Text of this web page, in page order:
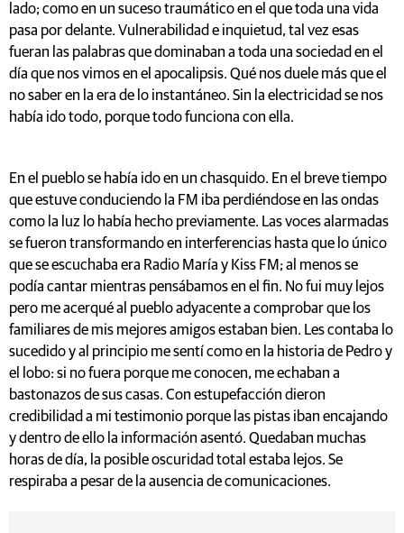
lado; como en un suceso traumático en el que toda una vida
pasa por delante. Vulnerabilidad e inquietud, tal vez esas
fueran las palabras que dominaban a toda una sociedad en el
día que nos vimos en el apocalipsis. Qué nos duele más que el
no saber en la era de lo instantáneo. Sin la electricidad se nos
había ido todo, porque todo funciona con ella.
En el pueblo se había ido en un chasquido. En el breve tiempo
que estuve conduciendo la FM iba perdiéndose en las ondas
como la luz lo había hecho previamente. Las voces alarmadas
se fueron transformando en interferencias hasta que lo único
que se escuchaba era Radio María y Kiss FM; al menos se
podía cantar mientras pensábamos en el fin. No fui muy lejos
pero me acerqué al pueblo adyacente a comprobar que los
familiares de mis mejores amigos estaban bien. Les contaba lo
sucedido y al principio me sentí como en la historia de Pedro y
el lobo: si no fuera porque me conocen, me echaban a
bastonazos de sus casas. Con estupefacción dieron
credibilidad a mi testimonio porque las pistas iban encajando
y dentro de ello la información asentó. Quedaban muchas
horas de día, la posible oscuridad total estaba lejos. Se
respiraba a pesar de la ausencia de comunicaciones.